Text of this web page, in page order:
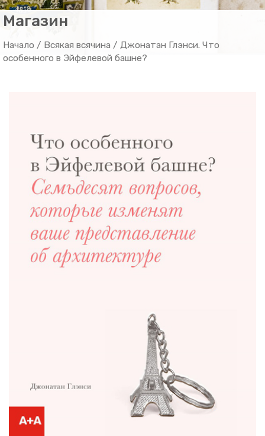
Магазин
Начало / Всякая всячина / Джонатан Глэнси. Что
особенного в Эйфелевой башне?